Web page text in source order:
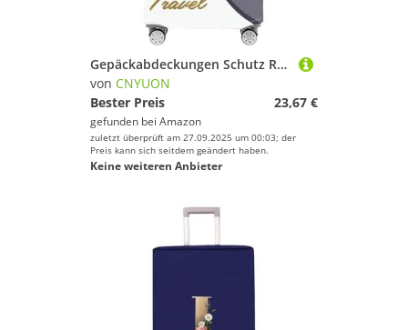
Gepäckabdeckungen Schutz Reisegepäck Koffer Schutzhülle Stretch Staubschutzhüllen for Reisezubehör Gepäckzubehör(Plane,L)
von CNYUON
Bester Preis
23,67 €
gefunden bei Amazon
zuletzt überprüft am 27.09.2025 um 00:03; der
Preis kann sich seitdem geändert haben.
Keine weiteren Anbieter